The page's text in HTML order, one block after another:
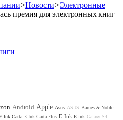
>Новости>Электронные
премия для электронных книг
Android Apple Asus ASUS Barnes & Noble
E Ink Carta E Ink Carta Plus E-Ink E-ink Galaxy S4